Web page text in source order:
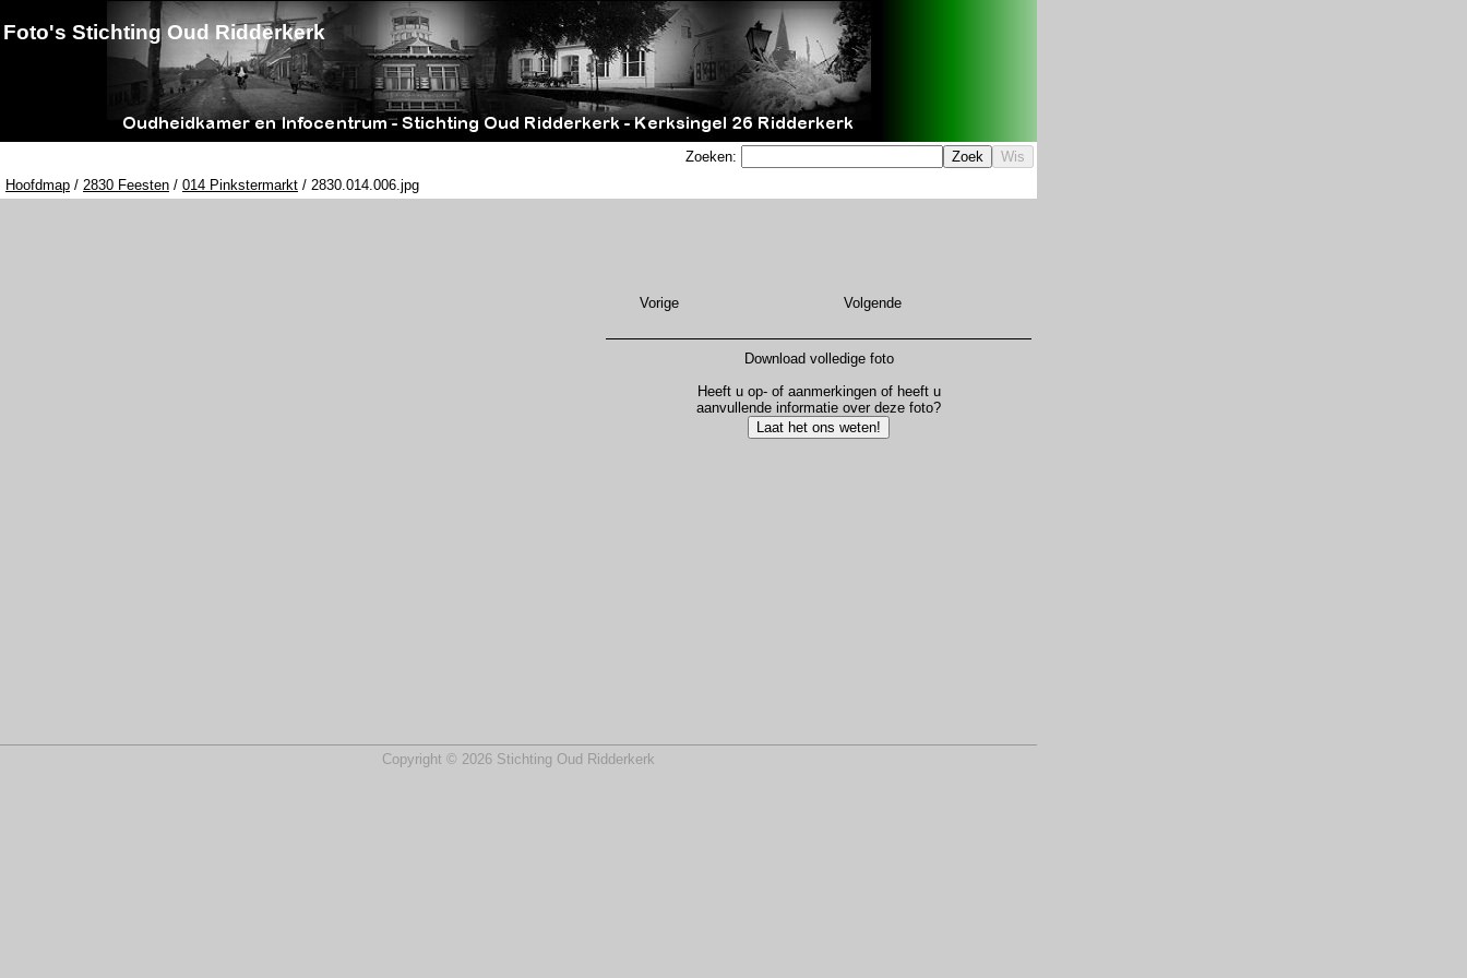
Foto's Stichting Oud Ridderkerk
Zoeken:
Hoofdmap / 2830 Feesten / 014 Pinkstermarkt / 2830.014.006.jpg
Vorige Volgende
Download volledige foto
Heeft u op- of aanmerkingen of heeft u
aanvullende informatie over deze foto?
Copyright © 2026 Stichting Oud Ridderkerk